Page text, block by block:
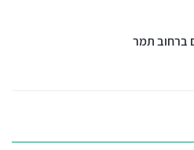
ברחוב תמר